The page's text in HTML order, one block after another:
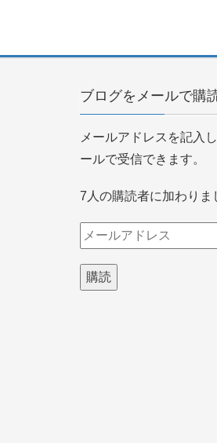
ブログをメールで購
メールアドレスを記入
ールで受信できます。
7人の購読者に加わりま
メ
ル